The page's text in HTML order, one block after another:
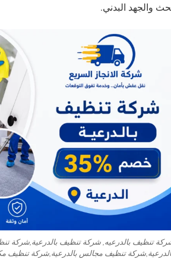
والجهد البدني.
تنظيف بالدرعيه, شركة تنظيف بالدرعية,شركة
تنظيف مجالس بالدرعية,شركة تنظيف